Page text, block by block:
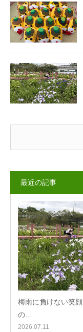
最近の記事
梅雨に負けない笑顔
の…
2026.07.11